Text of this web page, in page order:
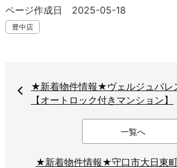
ページ作成日 2025-05-18
豊中店
★新着物件情報★ヴェルジュパ
【オートロック付きマンション】
一覧へ
★新着物件情報★守口市大日東